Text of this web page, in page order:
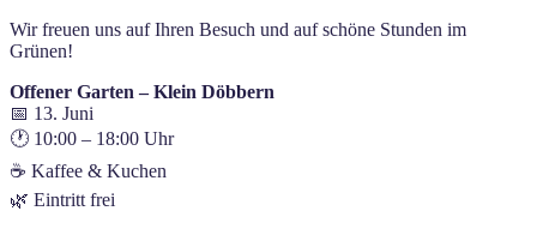
Wir freuen uns auf Ihren Besuch und auf schöne Stunden im
Grünen!
Offener Garten – Klein Döbbern
📅 13. Juni
🕐 10:00 – 18:00 Uhr
☕ Kaffee & Kuchen
🌿 Eintritt frei